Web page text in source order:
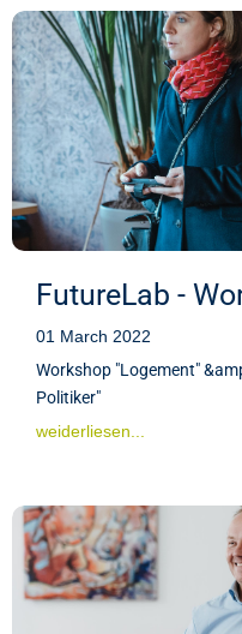
FutureLab -
01 March 2022
Workshop "Logement"
Politiker"
weiderliesen...